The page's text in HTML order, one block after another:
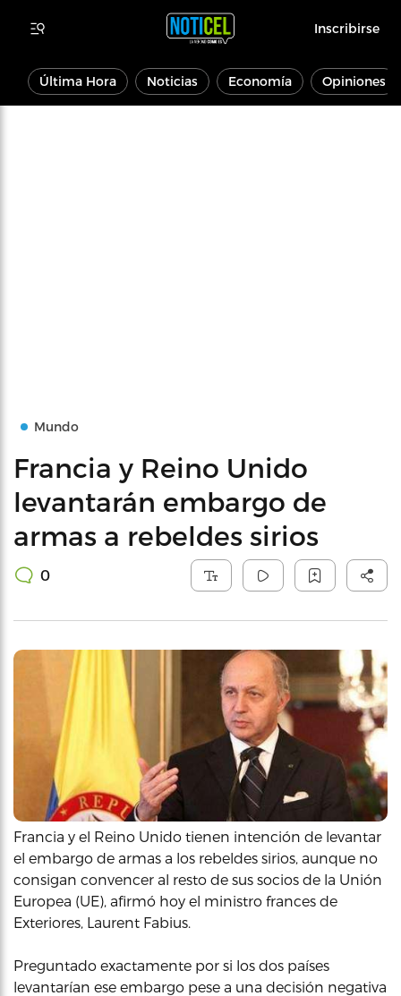
Inscribirse
Última Hora Noticias Economía Opiniones
Mundo
Francia y Reino Unido
levantarán embargo de
armas a rebeldes sirios
0
Francia y el Reino Unido tienen intención de levantar
el embargo de armas a los rebeldes sirios, aunque no
consigan convencer al resto de sus socios de la Unión
Europea (UE), afirmó hoy el ministro frances de
Exteriores, Laurent Fabius.
Preguntado exactamente por si los dos países
levantarían ese embargo pese a una decisión negativa